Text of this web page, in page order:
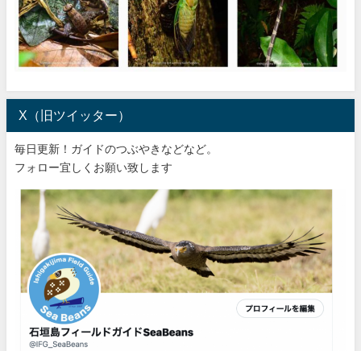
X（旧ツイッター）
毎日更新！ガイドのつぶやきなどなど。
フォロー宜しくお願い致します